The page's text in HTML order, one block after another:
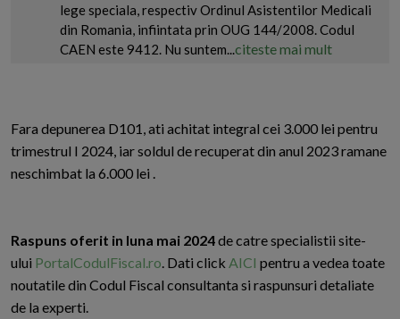
lege speciala, respectiv Ordinul Asistentilor Medicali
din Romania, infiintata prin OUG 144/2008. Codul
CAEN este 9412. Nu suntem...citeste mai mult
Fara depunerea D101, ati achitat integral cei 3.000 lei pentru
trimestrul I 2024, iar soldul de recuperat din anul 2023 ramane
neschimbat la 6.000 lei .
Raspuns oferit in luna mai 2024de catre specialistii site-
ului PortalCodulFiscal.ro. Dati click AICI pentru a vedea toate
noutatile din Codul Fiscal consultanta si raspunsuri detaliate
de la experti.